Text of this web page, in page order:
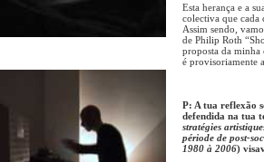
Esta herança e a
colectiva que cada
Assim sendo,
de Philip Roth
proposta da minha
é provisoriamente
P: A tua reflexão
defendida na tua
stratégies
période de post-
1980 à 2006)